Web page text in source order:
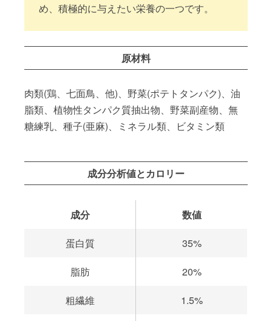
め、積極的に与えたい栄養の一つです。
原材料
肉類(鶏、七面鳥、他)、野菜(ポテトタンパク)、油
脂類、植物性タンパク質抽出物、野菜副産物、無
糖練乳、種子(亜麻)、ミネラル類、ビタミン類
成分分析値とカロリー
成分 数値
蛋白質 35%
脂肪 20%
粗繊維 1.5%